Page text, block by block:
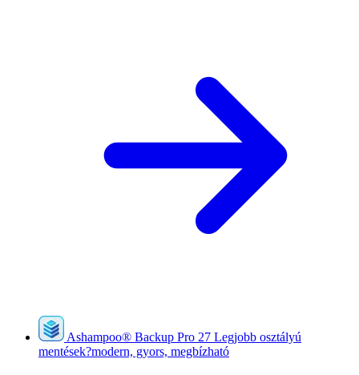
Ashampoo® Backup Pro 27 Legjobb osztályú
mentések?modern, gyors, megbízható